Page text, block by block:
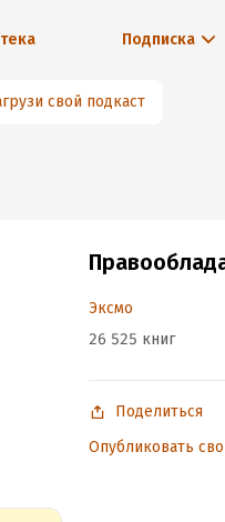
Подписка
свой подкаст
Эксмо
26 525 книг
Поделиться
Опубликовать